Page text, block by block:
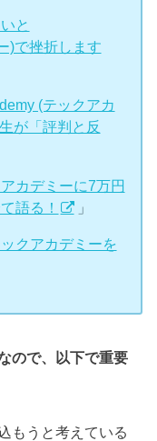
と
)で挫折します
(テックアカ
が「評判と反
カデミーに7万円
語る！
」
クアカデミーを
ので、以下で重要
もうと考えている